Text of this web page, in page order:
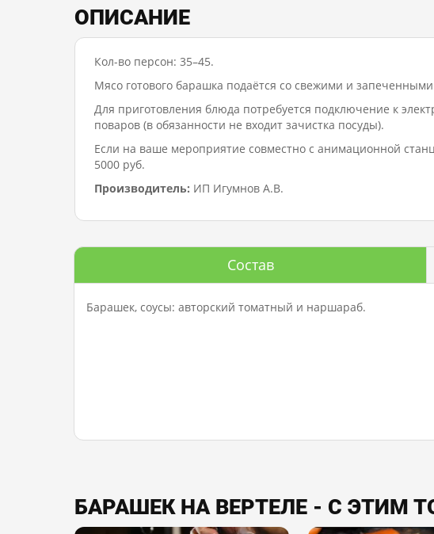
ОПИСАНИЕ
Кол-во персон: 35–45.
Мясо готового барашка подаётся со свежими и
Для приготовления блюда потребуется подключение к
поваров (в обязанности не входит зачистка посуды).
Если на ваше мероприятие совместно с анимационной
5000 руб.
Производитель: ИП Игумнов А.В.
Состав
Барашек, соусы: авторский томатный и наршараб.
БАРАШЕК НА ВЕРТЕЛЕ - С ЭТИМ